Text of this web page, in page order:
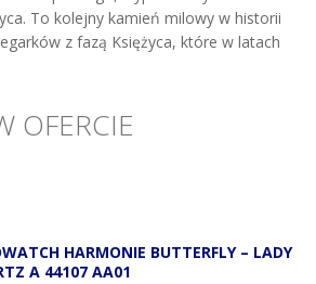
To kolejny kamień milowy w historii
z fazą Księżyca, które w latach
OFERCIE
HARMONIE BUTTERFLY – LADY
A 44107 AA01